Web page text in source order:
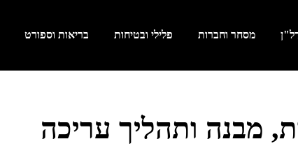
מסחר וחברות פלילי ובטיחות בריאות וספורט
מבנה ותהליך עריכה